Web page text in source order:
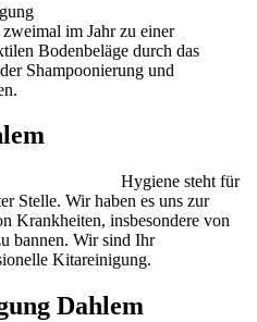
im Jahr zu einer
Bodenbeläge durch das
Shampoonierung und
Hygiene steht für
Stelle. Wir haben es uns zur
Krankheiten, insbesondere von
bannen. Wir sind Ihr
Kitareinigung.
Dahlem